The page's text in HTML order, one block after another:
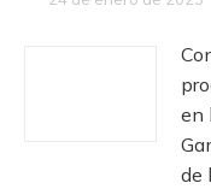
en
de